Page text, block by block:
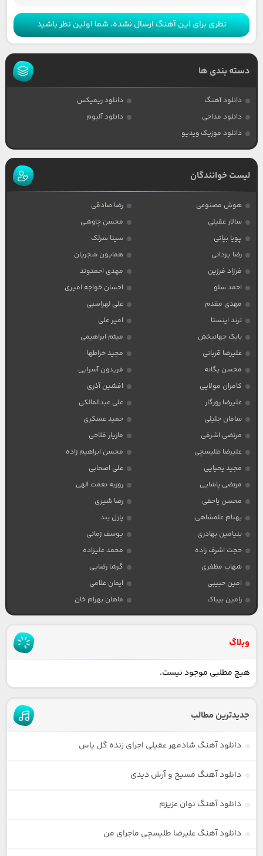
نظری برای این آهنگ ارسال نشده، شما اولین نظر باشید
دسته بندی ها
دانلود آهنگ
دانلود ریمیکس
دانلود مداحی
دانلود آلبوم
دانلود موزیک ویدیو
لیست خوانندگان
هوش مصنوعی
رضا صادقی
سالار عقیلی
محسن چاوشی
پویا بیاتی
سینا سرلک
رضا یزدانی
همایون شجریان
فرزاد فرزین
مهدی احمدوند
احمد سلو
احسان خواجه امیری
مهدی مقدم
علی لهراسبی
ترند اینستا
امیر علی
بابک جهانبخش
میثم ابراهیمی
علیرضا قربانی
مجید خراطها
محسن یگانه
فریدون آسرایی
کامران مولایی
افشین آذری
علیرضا روزگار
علی عبدالمالکی
سامان جلیلی
حمید عسکری
مرتضی اشرفی
مازیار فلاحی
علیرضا طلیسچی
محسن ابراهیم زاده
مجید یحیایی
علی اصحابی
مرتضی پاشایی
روزبه نعمت الهی
محسن یاحقی
رضا شیری
بهنام علمشاهی
پازل بند
بنیامین بهادری
یوسف زمانی
حجت اشرف زاده
محمد علیزاده
شهاب مظفری
گرشا رضایی
امین حبیبی
ایمان غلامی
رامین بیباک
ماهان بهرام خان
وبلاگ
هیچ مطلبی موجود نیست.
جدیدترین مطالب
دانلود آهنگ شادمهر عقیلی اجرای زنده گل یاس
دانلود آهنگ مسیح و آرش دیدی
دانلود آهنگ نوان عزیزم
دانلود آهنگ علیرضا طلیسچی ماجرای من